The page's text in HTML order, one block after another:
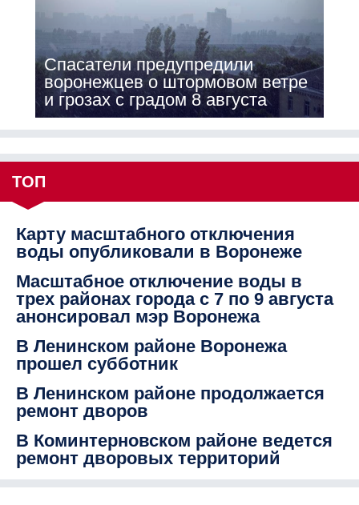
Спасатели предупредили
воронежцев о штормовом ветре
и грозах с градом 8 августа
ТОП
Карту масштабного отключения
воды опубликовали в Воронеже
Масштабное отключение воды в
трех районах города с 7 по 9 августа
анонсировал мэр Воронежа
В Ленинском районе Воронежа
прошел субботник
В Ленинском районе продолжается
ремонт дворов
В Коминтерновском районе ведется
ремонт дворовых территорий